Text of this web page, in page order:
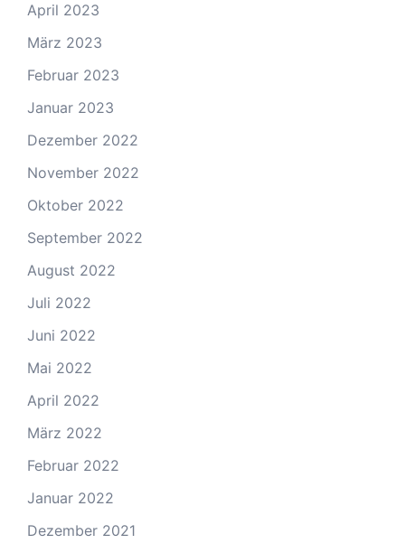
April 2023
März 2023
Februar 2023
Januar 2023
Dezember 2022
November 2022
Oktober 2022
September 2022
August 2022
Juli 2022
Juni 2022
Mai 2022
April 2022
März 2022
Februar 2022
Januar 2022
Dezember 2021